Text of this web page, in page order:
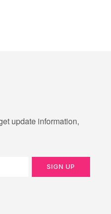
update information,
SIGN UP